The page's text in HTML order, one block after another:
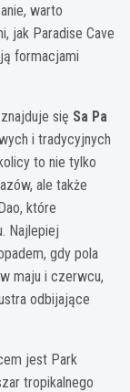
warto
jak Paradise Cave
formacjami
się Sa Pa
i tradycyjnych
to nie tylko
ale także
które
Najlepiej
gdy pola
maju i czerwcu,
odbijające
jest Park
tropikalnego